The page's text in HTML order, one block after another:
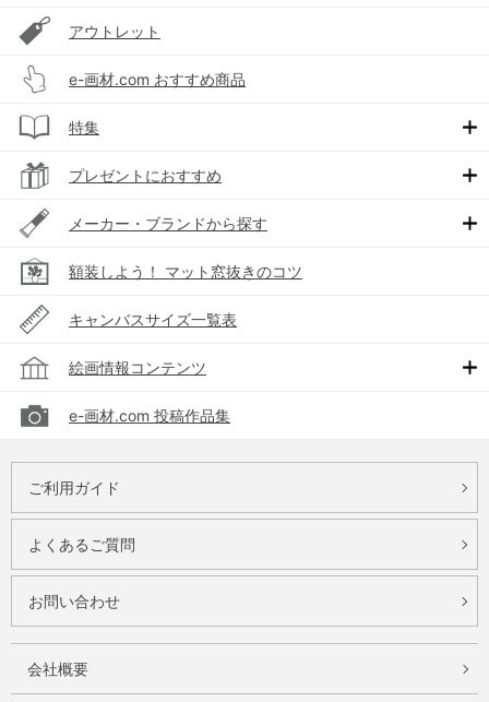
アウトレット
e-画材.com おすすめ商品
特集
プレゼントにおすすめ
メーカー・ブランドから探す
額装しよう！ マット窓抜きのコツ
キャンバスサイズ一覧表
絵画情報コンテンツ
e-画材.com 投稿作品集
ご利用ガイド
よくあるご質問
お問い合わせ
会社概要